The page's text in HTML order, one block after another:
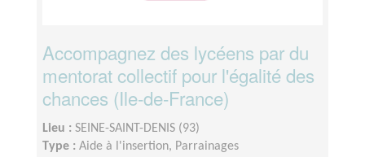
Accompagnez des lycéens par du
mentorat collectif pour l'égalité des
chances (Ile-de-France)
Lieu : SEINE-SAINT-DENIS (93)
Type : Aide à l'insertion, Parrainages